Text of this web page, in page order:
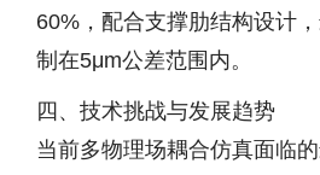
60%，配合支撑肋结构设计
制在5μm公差范围内。
四、技术挑战与发展趋势
当前多物理场耦合仿真面临